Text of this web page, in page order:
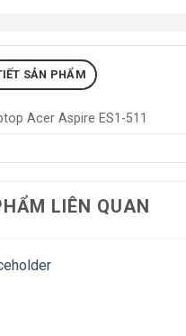
SẢN PHẨM
Acer Aspire ES1-511
LIÊN QUAN